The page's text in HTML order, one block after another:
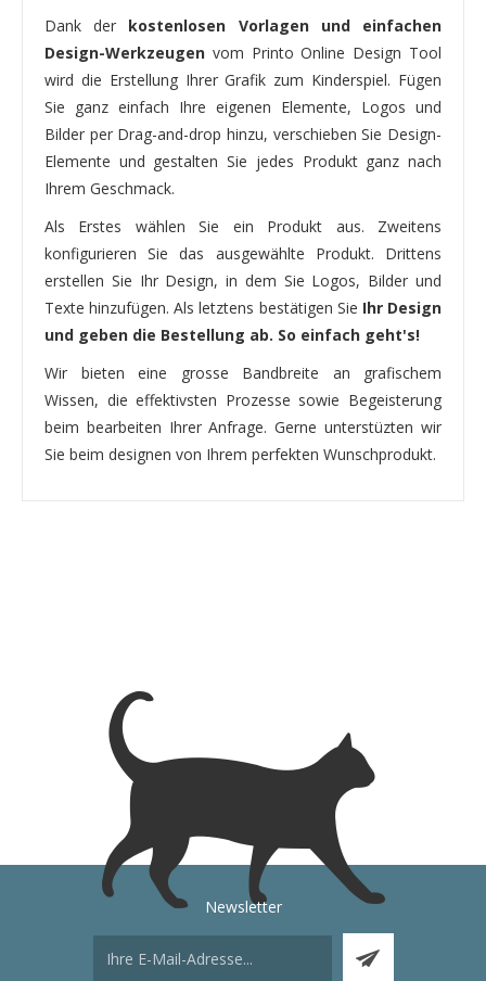
Dank der kostenlosen Vorlagen und einfachen
Design-Werkzeugen vom Printo Online Design Tool
wird die Erstellung Ihrer Grafik zum Kinderspiel. Fügen
Sie ganz einfach Ihre eigenen Elemente, Logos und
Bilder per Drag-and-drop hinzu, verschieben Sie Design-
Elemente und gestalten Sie jedes Produkt ganz nach
Ihrem Geschmack.
Als Erstes wählen Sie ein Produkt aus. Zweitens
konfigurieren Sie das ausgewählte Produkt. Drittens
erstellen Sie Ihr Design, in dem Sie Logos, Bilder und
Texte hinzufügen. Als letztens bestätigen Sie Ihr Design
und geben die Bestellung ab. So einfach geht's!
Wir bieten eine grosse Bandbreite an grafischem
Wissen, die effektivsten Prozesse sowie Begeisterung
beim bearbeiten Ihrer Anfrage. Gerne unterstüzten wir
Sie beim designen von Ihrem perfekten Wunschprodukt.
Newsletter